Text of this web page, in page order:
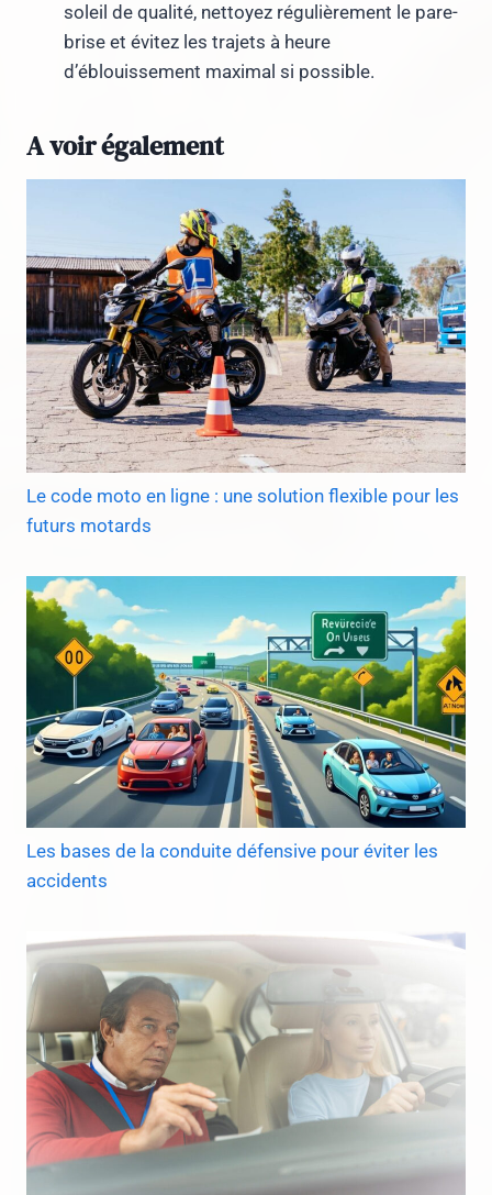
soleil de qualité, nettoyez régulièrement le pare-
brise et évitez les trajets à heure
d’éblouissement maximal si possible.
A voir également
Le code moto en ligne : une solution flexible pour les
futurs motards
Les bases de la conduite défensive pour éviter les
accidents